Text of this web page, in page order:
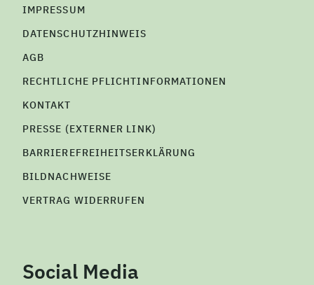
IMPRESSUM
DATENSCHUTZHINWEIS
AGB
RECHTLICHE PFLICHTINFORMATIONEN
KONTAKT
PRESSE (EXTERNER LINK)
BARRIEREFREIHEITSERKLÄRUNG
BILDNACHWEISE
VERTRAG WIDERRUFEN
Social Media